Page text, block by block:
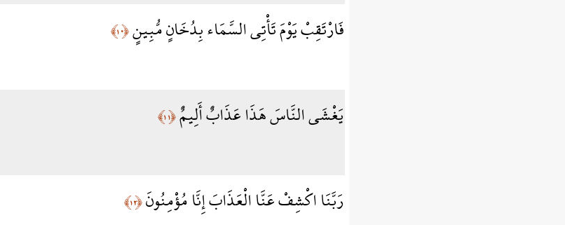
فَارْتَقِبْ يَوْمَ تَأْتِي السَّمَاء بِدُخَانٍ مُّبِينٍ﴿١٠﴾
يَغْشَى النَّاسَ هَذَا عَذَابٌ أَلِيمٌ﴿١١﴾
رَبَّنَا اكْشِفْ عَنَّا الْعَذَابَ إِنَّا مُؤْمِنُونَ﴿١٢﴾